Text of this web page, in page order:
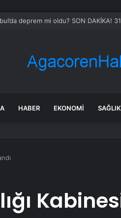
Doku soruşturması: Tutuklanan 4
HABER EKONOMI SAĞLIK